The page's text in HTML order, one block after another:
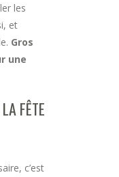
les
et
Gros
une
FÊTE
c’est